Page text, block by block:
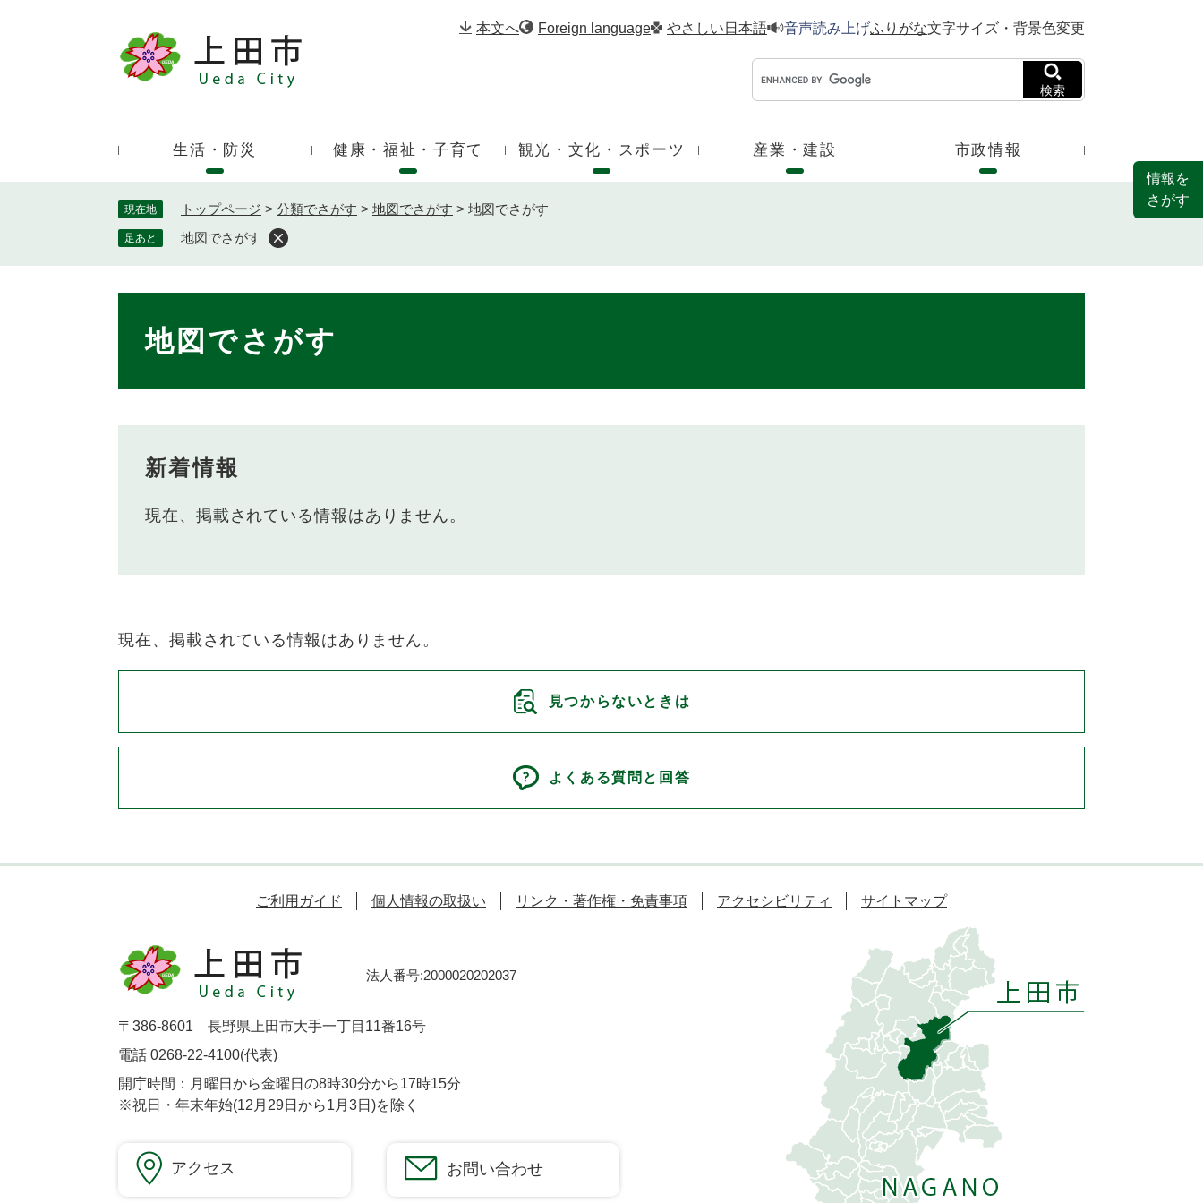
。
本文へ Foreign language やさしい日本語 音声読み上げふりがな文字サイズ・背景色変更
ド
検索
生活・防災 健康・福祉・子育て 観光・文化・スポーツ 産業・建設 市政情報
現在地 トップページ > 分類でさがす > 地図でさがす > 地図でさがす
足あと 地図でさがす
地図でさがす
新着情報
現在、掲載されている情報はありません。
現在、掲載されている情報はありません。
見つからないときは
よくある質問と回答
情報を
さがす
ご利用ガイド 個人情報の取扱い リンク・著作権・免責事項 アクセシビリティ サイトマップ
法人番号:2000020202037
〒386-8601 長野県上田市大手一丁目11番16号
電話 0268-22-4100(代表)
開庁時間：月曜日から金曜日の8時30分から17時15分
※祝日・年末年始(12月29日から1月3日)を除く
アクセス お問い合わせ